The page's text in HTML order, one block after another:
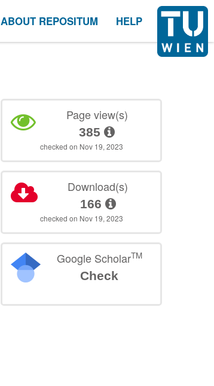
ABOUT REPOSITUM HELP
Page view(s)
385
checked on Nov 19, 2023
Download(s)
166
checked on Nov 19, 2023
Google ScholarTM
Check